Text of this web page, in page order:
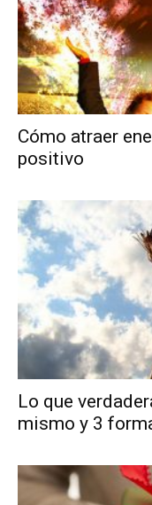
Cómo atraer
positivo
Lo que
mismo y 3